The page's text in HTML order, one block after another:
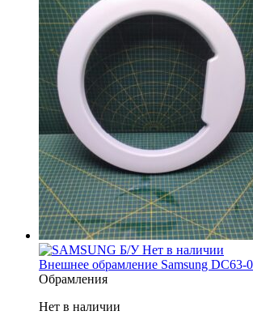
Б/У Нет в наличии
Внешнее обрамление Samsung DC63-
Обрамления
Нет в наличии